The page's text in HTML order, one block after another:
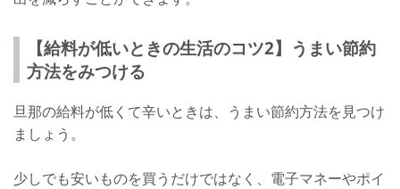
【給料が低いときの生活のコツ2】うまい節約
方法をみつける
旦那の給料が低くて辛いときは、うまい節約方法を見つけ
ましょう。
少しでも安いものを買うだけではなく、電子マネーやポイ